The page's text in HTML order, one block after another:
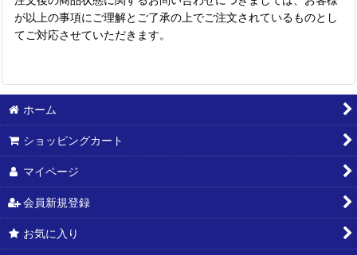
が以上の事項にご理解とご了承の上でご注文されているものとし
てご対応させていただきます。
ホーム
ショッピングカート
マイページ
会員新規登録
お気に入り